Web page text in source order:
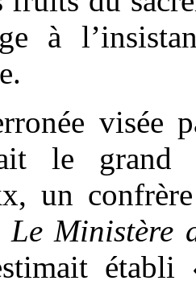
à
visée
le grand
un
Le Ministère